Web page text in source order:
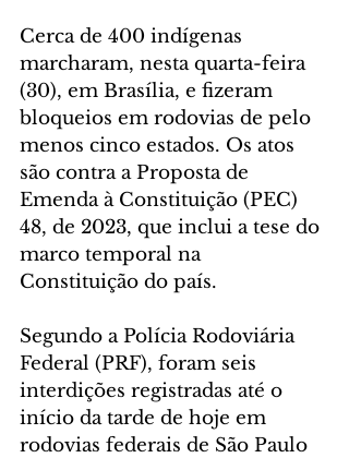
Cerca de 400 indígenas
marcharam, nesta quarta-feira
(30), em Brasília, e fizeram
bloqueios em rodovias de pelo
menos cinco estados. Os atos
são contra a Proposta de
Emenda à Constituição (PEC)
48, de 2023, que inclui a tese do
marco temporal na
Constituição do país.
Segundo a Polícia Rodoviária
Federal (PRF), foram seis
interdições registradas até o
início da tarde de hoje em
rodovias federais de São Paulo